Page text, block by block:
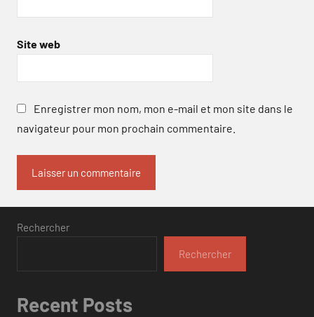
Site web
Enregistrer mon nom, mon e-mail et mon site dans le
navigateur pour mon prochain commentaire.
Rechercher
Rechercher
Recent Posts